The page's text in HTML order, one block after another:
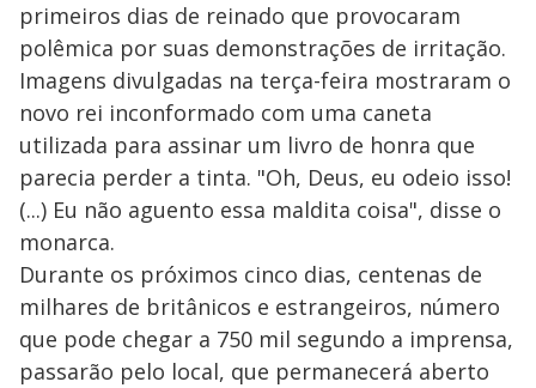
primeiros dias de reinado que provocaram
polêmica por suas demonstrações de irritação.
Imagens divulgadas na terça-feira mostraram o
novo rei inconformado com uma caneta
utilizada para assinar um livro de honra que
parecia perder a tinta. "Oh, Deus, eu odeio isso!
(...) Eu não aguento essa maldita coisa", disse o
monarca.
Durante os próximos cinco dias, centenas de
milhares de britânicos e estrangeiros, número
que pode chegar a 750 mil segundo a imprensa,
passarão pelo local, que permanecerá aberto